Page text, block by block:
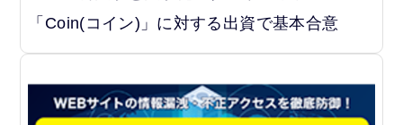
「Coin(コイン)」に対する出資で基本合意